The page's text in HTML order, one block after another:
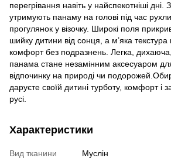
перегрівання навіть у найспекотніші дні.
утримують панаму на голові під час
прогулянок у візочку. Широкі поля
шийку дитини від сонця, а м’яка текстура
комфорт без подразнень. Легка,
панама стане незамінним аксесуаром
відпочинку на природі чи
даруєте своїй дитині турботу, комфорт і
русі.
Характеристики
Вид тканини
Муслін